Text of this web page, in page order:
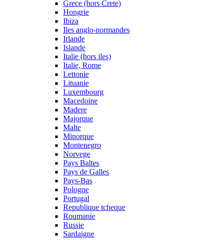
Grece (hors Crete)
Hongrie
Ibiza
Iles anglo-normandes
Irlande
Islande
Italie (hors iles)
Italie, Rome
Lettonie
Lituanie
Luxembourg
Macedoine
Madere
Majorque
Malte
Minorque
Montenegro
Norvege
Pays Baltes
Pays de Galles
Pays-Bas
Pologne
Portugal
Republique tcheque
Roumanie
Russie
Sardaigne